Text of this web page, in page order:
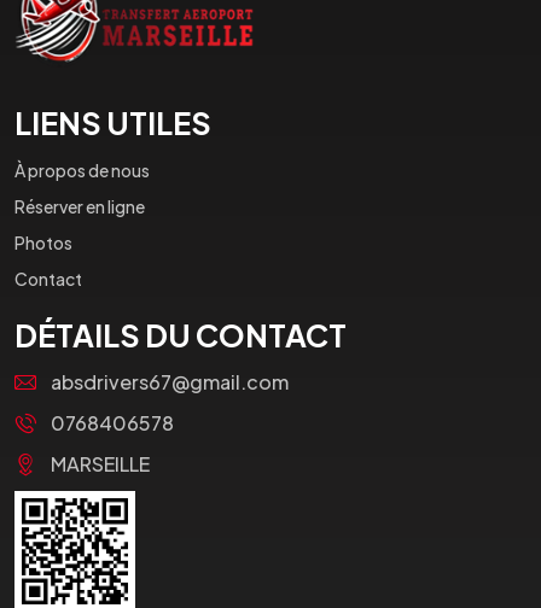
LIENS UTILES
À propos de nous
Réserver en ligne
Photos
Contact
DÉTAILS DU CONTACT
absdrivers67@gmail.com
0768406578
MARSEILLE